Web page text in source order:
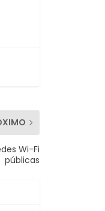
Wi-Fi
públicas